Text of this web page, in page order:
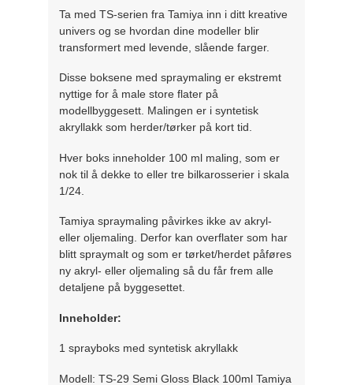
Ta med TS-serien fra Tamiya inn i ditt kreative
univers og se hvordan dine modeller blir
transformert med levende, slående farger.
Disse boksene med spraymaling er ekstremt
nyttige for å male store flater på
modellbyggesett. Malingen er i syntetisk
akryllakk som herder/tørker på kort tid.
Hver boks inneholder 100 ml maling, som er
nok til å dekke to eller tre bilkarosserier i skala
1/24.
Tamiya spraymaling påvirkes ikke av akryl-
eller oljemaling. Derfor kan overflater som har
blitt spraymalt og som er tørket/herdet påføres
ny akryl- eller oljemaling så du får frem alle
detaljene på byggesettet.
Inneholder:
1 sprayboks med syntetisk akryllakk
Modell: TS-29 Semi Gloss Black 100ml Tamiya